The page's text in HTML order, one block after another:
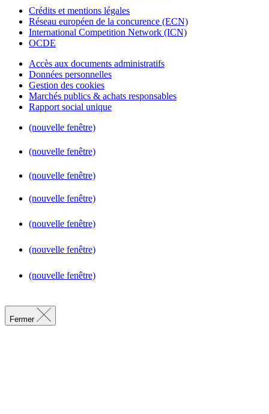
Crédits et mentions légales
Réseau européen de la concurence (ECN)
International Competition Network (ICN)
OCDE
Accès aux documents administratifs
Données personnelles
Gestion des cookies
Marchés publics & achats responsables
Rapport social unique
(nouvelle fenêtre)
(nouvelle fenêtre)
(nouvelle fenêtre)
(nouvelle fenêtre)
(nouvelle fenêtre)
(nouvelle fenêtre)
(nouvelle fenêtre)
Fermer